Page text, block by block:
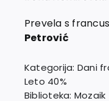
EU PROJEKTI
Kontakt
Prevela s
Petrović
Kategorija: Dani
Leto 40%
Biblioteka: Mozaik